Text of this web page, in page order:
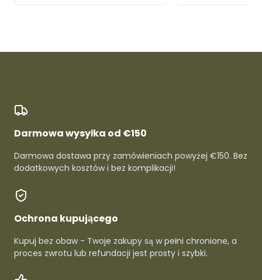
Darmowa wysyłka od €150
Darmowa dostawa przy zamówieniach powyżej €150. Bez
dodatkowych kosztów i bez komplikacji!
Ochrona kupującego
Kupuj bez obaw - Twoje zakupy są w pełni chronione, a
proces zwrotu lub refundacji jest prosty i szybki.